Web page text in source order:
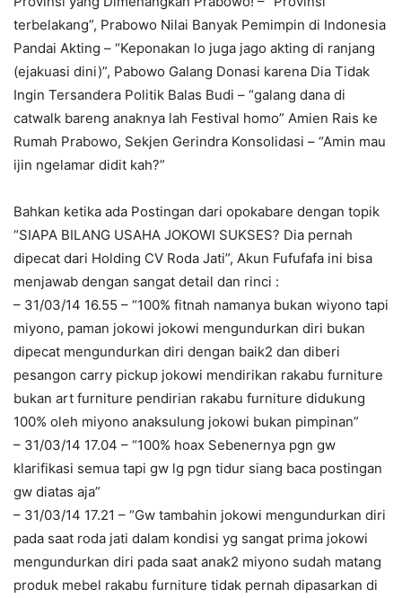
terbelakang”, Prabowo Nilai Banyak Pemimpin di Indonesia
Pandai Akting – “Keponakan lo juga jago akting di ranjang
(ejakuasi dini)”, Pabowo Galang Donasi karena Dia Tidak
Ingin Tersandera Politik Balas Budi – “galang dana di
catwalk bareng anaknya lah Festival homo” Amien Rais ke
Rumah Prabowo, Sekjen Gerindra Konsolidasi – “Amin mau
ijin ngelamar didit kah?”
Bahkan ketika ada Postingan dari opokabare dengan topik
“SIAPA BILANG USAHA JOKOWI SUKSES? Dia pernah
dipecat dari Holding CV Roda Jati”, Akun Fufufafa ini bisa
menjawab dengan sangat detail dan rinci :
– 31/03/14 16.55 – “100% fitnah namanya bukan wiyono tapi
miyono, paman jokowi jokowi mengundurkan diri bukan
dipecat mengundurkan diri dengan baik2 dan diberi
pesangon carry pickup jokowi mendirikan rakabu furniture
bukan art furniture pendirian rakabu furniture didukung
100% oleh miyono anaksulung jokowi bukan pimpinan”
– 31/03/14 17.04 – “100% hoax Sebenernya pgn gw
klarifikasi semua tapi gw lg pgn tidur siang baca postingan
gw diatas aja”
– 31/03/14 17.21 – “Gw tambahin jokowi mengundurkan diri
pada saat roda jati dalam kondisi yg sangat prima jokowi
mengundurkan diri pada saat anak2 miyono sudah matang
produk mebel rakabu furniture tidak pernah dipasarkan di